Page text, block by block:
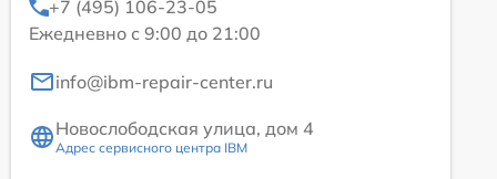
+7 (495) 106-23-05
Ежедневно с 9:00 до 21:00
info@ibm-repair-center.ru
Новослободская улица, дом 4
Адрес сервисного центра IBM